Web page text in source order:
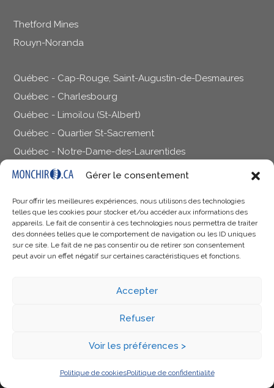
Gérer le consentement
Pour offrir les meilleures expériences, nous utilisons des technologies
telles que les cookies pour stocker et/ou accéder aux informations des
appareils. Le fait de consentir à ces technologies nous permettra de traiter
des données telles que le comportement de navigation ou les ID uniques
sur ce site. Le fait de ne pas consentir ou de retirer son consentement
peut avoir un effet négatif sur certaines caractéristiques et fonctions.
Accepter
Refuser
Voir les préférences >
Politique de cookiesPolitique de confidentialité
Thetford Mines
Rouyn-Noranda
Québec - Cap-Rouge, Saint-Augustin-de-Desmaures
Québec - Charlesbourg
Québec - Limoilou (St-Albert)
Québec - Quartier St-Sacrement
Québec - Notre-Dame-des-Laurentides
Les informations contenues sur le site Monchiro.ca vous sont
offertes à titre d’information dans un but éducatif seulement
. Elles
ne doivent pas être utilisées dans le but d’établir un diagnostic et ne
peuvent en aucun cas remplacer l’avis d’un professionnel de la
santé qualifié qui saura prendre en compte les particularités de
votre choix.
Monchiro.ca, ses responsables, son personnel, ses entités
de l’utilisation, bonne ou mauvaise, des renseignements que
droits sur les contrats, la négligence, les biens ou du droit législatif.